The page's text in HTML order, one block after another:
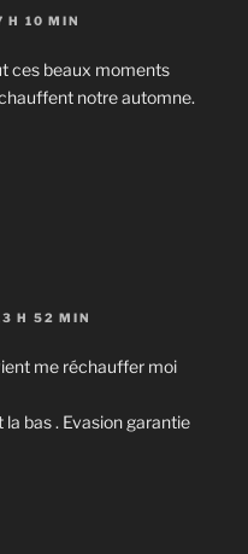
H 10 MIN
ces beaux moments
notre automne.
H 52 MIN
me réchauffer moi
la bas . Evasion garantie